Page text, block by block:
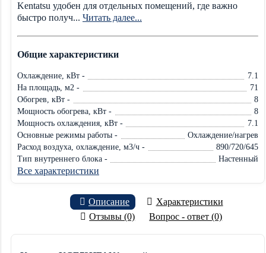
Kentatsu удобен для отдельных помещений, где важно
быстро получ... Читать далее...
Общие характеристики
Охлаждение, кВт -
7.1
На площадь, м2 -
71
Обогрев, кВт -
8
Мощность обогрева, кВт -
8
Мощность охлаждения, кВт -
7.1
Основные режимы работы -
Охлаждение/нагрев
Расход воздуха, охлаждение, м3/ч -
890/720/645
Тип внутреннего блока -
Настенный
Все характеристики
Описание
Характеристики
Отзывы (0)
Вопрос - ответ (0)